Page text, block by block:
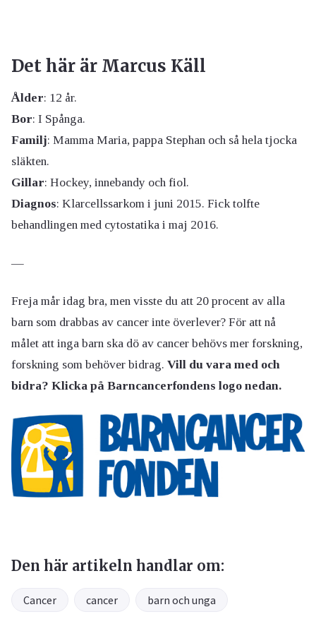
Det här är Marcus Käll
Ålder: 12 år.
Bor: I Spånga.
Familj: Mamma Maria, pappa Stephan och så hela tjocka
släkten.
Gillar: Hockey, innebandy och fiol.
Diagnos: Klarcellssarkom i juni 2015. Fick tolfte
behandlingen med cytostatika i maj 2016.
—
Freja mår idag bra, men visste du att 20 procent av alla
barn som drabbas av cancer inte överlever? För att nå
målet att inga barn ska dö av cancer behövs mer forskning,
forskning som behöver bidrag. Vill du vara med och
bidra? Klicka på Barncancerfondens logo nedan.
Den här artikeln handlar om:
Cancer cancer barn och unga